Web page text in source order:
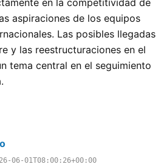
aspiraciones de los equipos
Las posibles llegadas
y las reestructuraciones en el
tema central en el seguimiento
06-01T08:00:26+00:00